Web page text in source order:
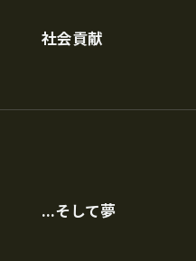
社会貢献
...そして夢